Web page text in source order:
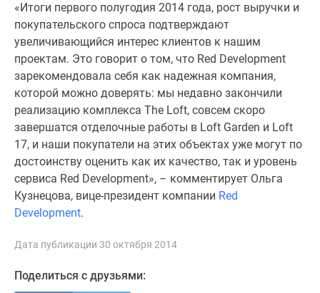
рынка
Покупателю
Экспертиза
новостроек
Эксперты
авторы
проекте
Контакты
Реклама
сайте
Дзен
Машино-
места
«Итоги первого полугодия 2014 года, рост выручки и
покупательского спроса подтверждают
увеличивающийся интерес клиентов к нашим
проектам. Это говорит о том, что Red Development
зарекомендовала себя как надежная компания,
которой можно доверять: мы недавно закончили
реализацию комплекса The Loft, совсем скоро
завершатся отделочные работы в Loft Garden и Loft
17, и наши покупатели на этих объектах уже могут по
достоинству оценить как их качество, так и уровень
сервиса Red Development», – комментирует Ольга
Кузнецова, вице-президент компании Red
Development.
Дата публикации 30 октября 2014
Поделиться с друзьями: